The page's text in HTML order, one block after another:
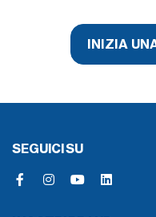
INIZIA
SEGUICI SU